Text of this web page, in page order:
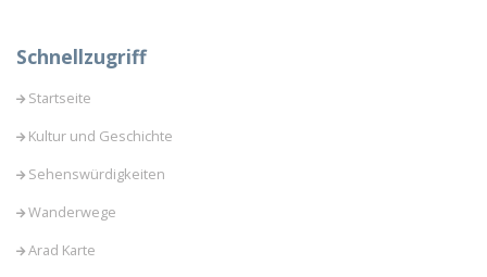
Schnellzugriff
Startseite
Kultur und Geschichte
Sehenswürdigkeiten
Wanderwege
Arad Karte